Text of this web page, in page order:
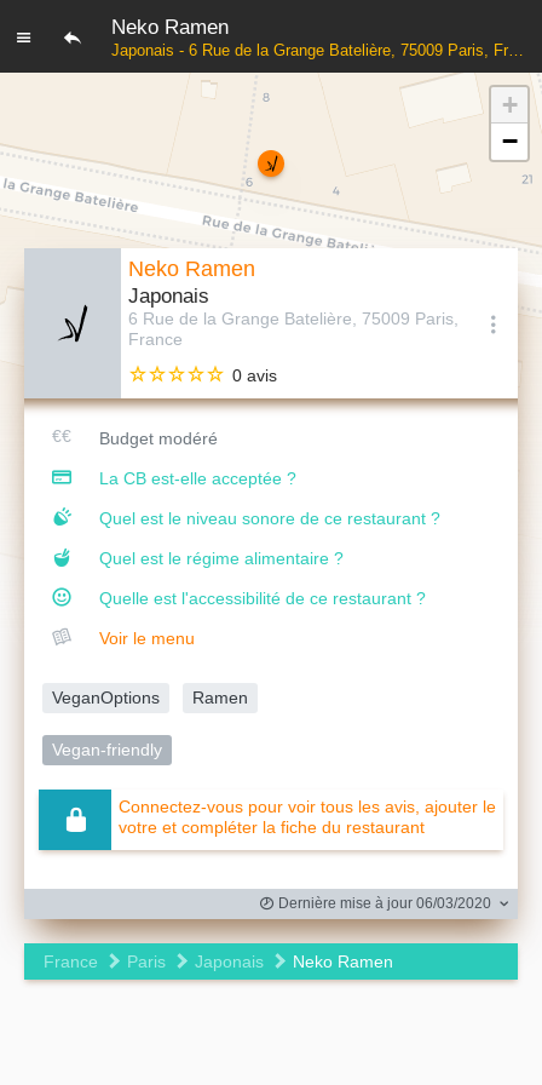
Neko Ramen
Japonais - 6 Rue de la Grange Batelière, 75009 Paris, France
Neko Ramen
Japonais
6 Rue de la Grange Batelière, 75009 Paris,
France
0 avis
Budget modéré
La CB est-elle acceptée ?
Quel est le niveau sonore de ce restaurant ?
Quel est le régime alimentaire ?
Quelle est l'accessibilité de ce restaurant ?
Voir le menu
VeganOptions Ramen
Vegan-friendly
Connectez-vous pour voir tous les avis, ajouter le
votre et compléter la fiche du restaurant
Dernière mise à jour 06/03/2020
France Paris Japonais Neko Ramen
+
−